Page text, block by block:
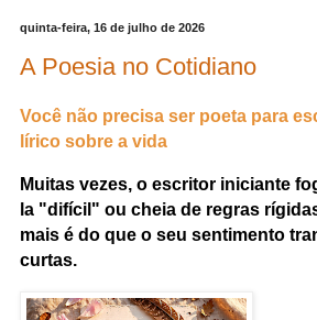
quinta-feira, 16 de julho de 2026
A Poesia no Cotidiano
Você não precisa ser poeta para
lírico sobre a vida
Muitas vezes, o escritor iniciante
la "difícil" ou cheia de regras
mais é do que o seu sentimento
curtas.